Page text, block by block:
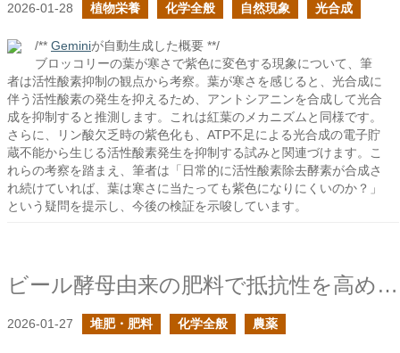
2026-01-28 植物栄養 化学全般 自然現象 光合成
/** Geminiが自動生成した概要 **/
ブロッコリーの葉が寒さで紫色に変色する現象について、筆
者は活性酸素抑制の観点から考察。葉が寒さを感じると、光合成に
伴う活性酸素の発生を抑えるため、アントシアニンを合成して光合
成を抑制すると推測します。これは紅葉のメカニズムと同様です。
さらに、リン酸欠乏時の紫色化も、ATP不足による光合成の電子貯
蔵不能から生じる活性酸素発生を抑制する試みと関連づけます。こ
れらの考察を踏まえ、筆者は「日常的に活性酸素除去酵素が合成さ
れ続けていれば、葉は寒さに当たっても紫色になりにくいのか？」
という疑問を提示し、今後の検証を示唆しています。
ビール酵母由来の肥料で抵抗性を高める時に必要なこと
2026-01-27 堆肥・肥料 化学全般 農薬